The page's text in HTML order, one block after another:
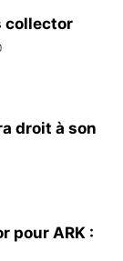
collector
droit à son
pour ARK :